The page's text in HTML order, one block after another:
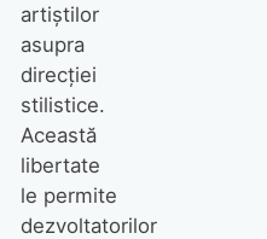
artiștilor
asupra
direcției
stilistice.
Această
libertate
le permite
dezvoltatorilor